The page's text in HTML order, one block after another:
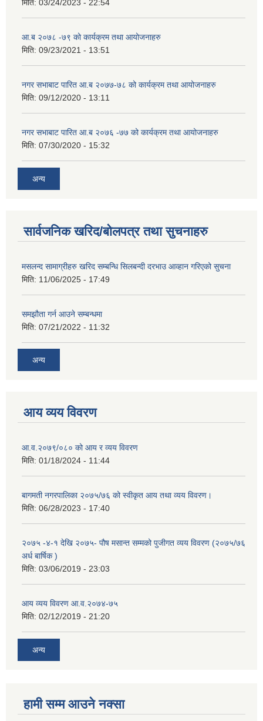
मिति: 03/24/2023 - 22:54
आ.ब २०७८ -७९ को कार्यक्रम तथा आयोजनाहरु
मिति: 09/23/2021 - 13:51
नगर सभाबाट पारित आ.ब २०७७-७८ को कार्यक्रम तथा आयोजनाहरु
मिति: 09/12/2020 - 13:11
नगर सभाबाट पारित आ.ब २०७६ -७७ को कार्यक्रम तथा आयोजनाहरु
मिति: 07/30/2020 - 15:32
अन्य
सार्वजनिक खरिद/बोलपत्र तथा सुचनाहरु
मसलन्द सामाग्रीहरु खरिद सम्बन्धि सिलबन्दी दरभाउ आव्हान गरिएको सुचना
मिति: 11/06/2025 - 17:49
समझौता गर्न आउने सम्बन्धमा
मिति: 07/21/2022 - 11:32
अन्य
आय व्यय विवरण
आ.व.२०७९/०८० को आय र व्यय विवरण
मिति: 01/18/2024 - 11:44
बागमती नगरपालिका २०७५/७६ को स्वीकृत आय तथा व्यय विवरण।
मिति: 06/28/2023 - 17:40
२०७५ -४-१ देखि २०७५- पौष मसान्त सम्मको पुजीगत व्यय विवरण (२०७५/७६
अर्ध बार्षिक )
मिति: 03/06/2019 - 23:03
आय व्यय विवरण आ.व.२०७४-७५
मिति: 02/12/2019 - 21:20
अन्य
हामी सम्म आउने नक्सा